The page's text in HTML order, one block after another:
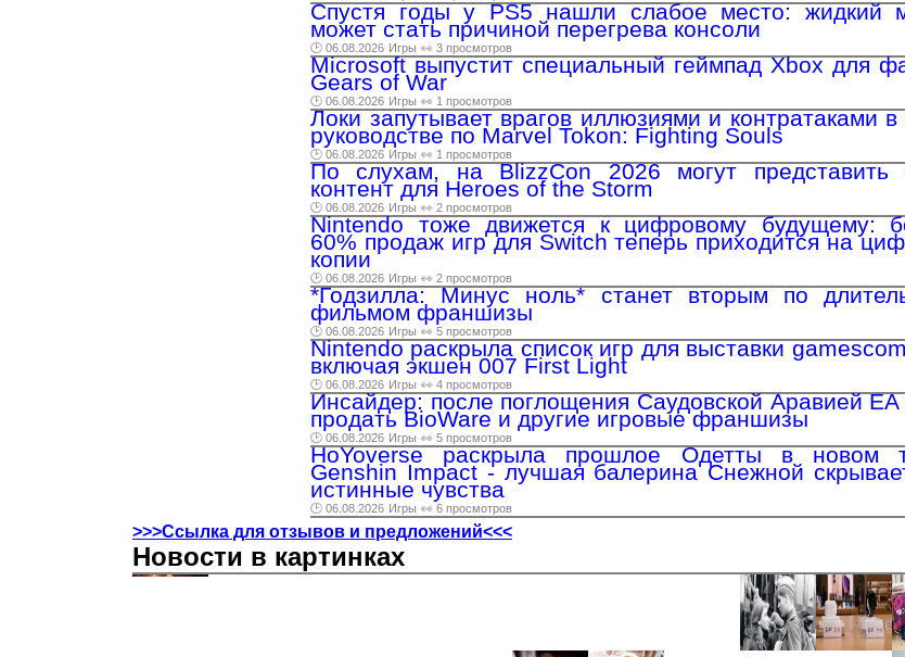
Спустя годы у PS5 нашли слабое место: жидкий
может стать причиной перегрева консоли
🕑 06.08.2026 Игры 👀 3 просмотров
Microsoft выпустит специальный геймпад Xbox для
Gears of War
🕑 06.08.2026 Игры 👀 1 просмотров
Локи запутывает врагов иллюзиями и контратаками
руководстве по Marvel Tokon: Fighting Souls
🕑 06.08.2026 Игры 👀 1 просмотров
По слухам, на BlizzCon 2026 могут представить
контент для Heroes of the Storm
🕑 06.08.2026 Игры 👀 2 просмотров
Nintendo тоже движется к цифровому будущему:
60% продаж игр для Switch теперь приходится на
копии
🕑 06.08.2026 Игры 👀 2 просмотров
*Годзилла: Минус ноль* станет вторым по
фильмом франшизы
🕑 06.08.2026 Игры 👀 5 просмотров
Nintendo раскрыла список игр для выставки
включая экшен 007 First Light
🕑 06.08.2026 Игры 👀 4 просмотров
Инсайдер: после поглощения Саудовской Аравией
продать BioWare и другие игровые франшизы
🕑 06.08.2026 Игры 👀 5 просмотров
HoYoverse раскрыла прошлое Одетты в новом
Genshin Impact - лучшая балерина Снежной
истинные чувства
🕑 06.08.2026 Игры 👀 6 просмотров
>>>Ссылка для отзывов и предложений<<<
Новости в картинках